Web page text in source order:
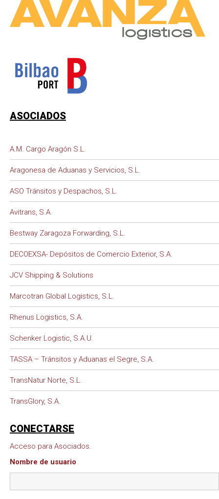
ASOCIADOS
A.M. Cargo Aragón S.L.
Aragonesa de Aduanas y Servicios, S.L.
ASO Tránsitos y Despachos, S.L.
Avitrans, S.A.
Bestway Zaragoza Forwarding, S.L.
DECOEXSA- Depósitos de Comercio Exterior, S.A.
JCV Shipping & Solutions
Marcotran Global Logistics, S.L.
Rhenus Logistics, S.A.
Schenker Logistic, S.A.U.
TASSA – Tránsitos y Aduanas el Segre, S.A.
TransNatur Norte, S.L.
TransGlory, S.A.
CONECTARSE
Acceso para Asociados.
Nombre de usuario